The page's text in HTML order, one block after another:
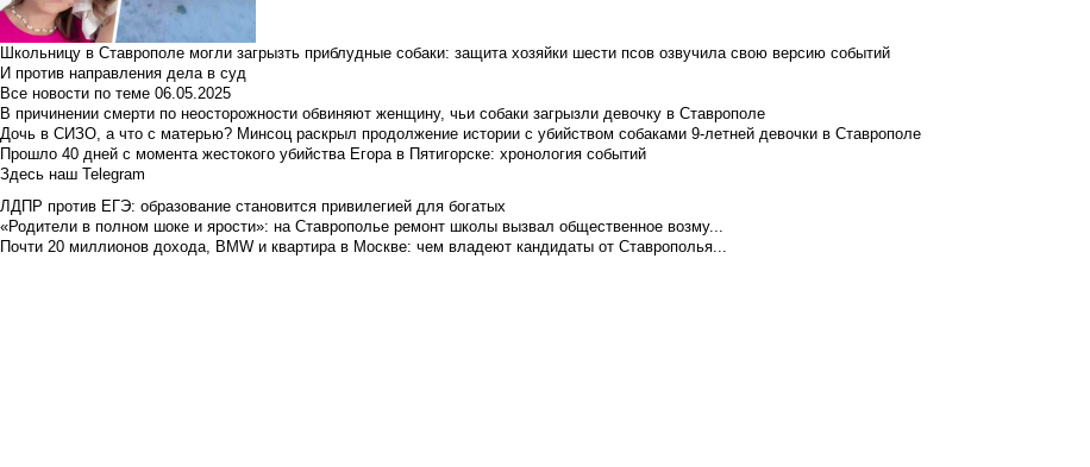
Школьницу в Ставрополе могли загрызть приблудные собаки: защита хозяйки шести псов озвучила свою версию событий
И против направления дела в суд
Все новости по теме 06.05.2025
В причинении смерти по неосторожности обвиняют женщину, чьи собаки загрызли девочку в Ставрополе
Дочь в СИЗО, а что с матерью? Минсоц раскрыл продолжение истории с убийством собаками 9-летней девочки в Ставрополе
Прошло 40 дней с момента жестокого убийства Егора в Пятигорске: хронология событий
Здесь наш Telegram
ЛДПР против ЕГЭ: образование становится привилегией для богатых
«Родители в полном шоке и ярости»: на Ставрополье ремонт школы вызвал общественное возму...
Почти 20 миллионов дохода, BMW и квартира в Москве: чем владеют кандидаты от Ставрополья...